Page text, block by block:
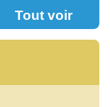
Tout voir